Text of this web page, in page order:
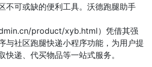
不可或缺的便利工具。沃德跑腿助手
product/xyb.html）凭借其强
与社区跑腿快递小程序功能，为用户提
快递、代买物品等一站式服务。